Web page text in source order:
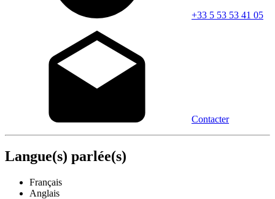
+33 5 53 53 41 05
Contacter
Langue(s) parlée(s)
Français
Anglais